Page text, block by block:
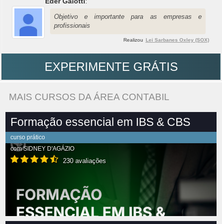
Objetivo e importante para as empresas e
profissionais
Realizou Lei Sarbanes Oxley (SOX)
EXPERIMENTE GRÁTIS
MAIS CURSOS DA ÁREA CONTABIL
Formação essencial em IBS & CBS
curso prático
comSIDNEY D'AGÁZIO
230 avaliações